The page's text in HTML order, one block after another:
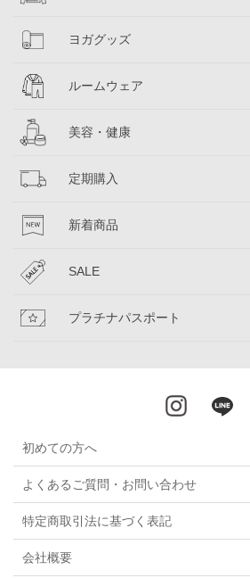
ヨガグッズ
ルームウェア
美容・健康
定期購入
新着商品
SALE
プラチナパスポート
初めての方へ
よくあるご質問・お問い合わせ
特定商取引法に基づく表記
会社概要